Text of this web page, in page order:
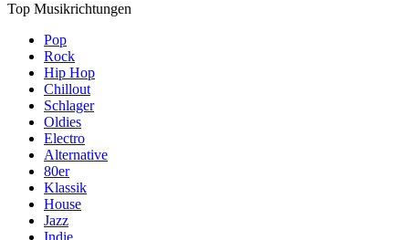
Top Musikrichtungen
Pop
Rock
Hip Hop
Chillout
Schlager
Oldies
Electro
Alternative
80er
Klassik
House
Jazz